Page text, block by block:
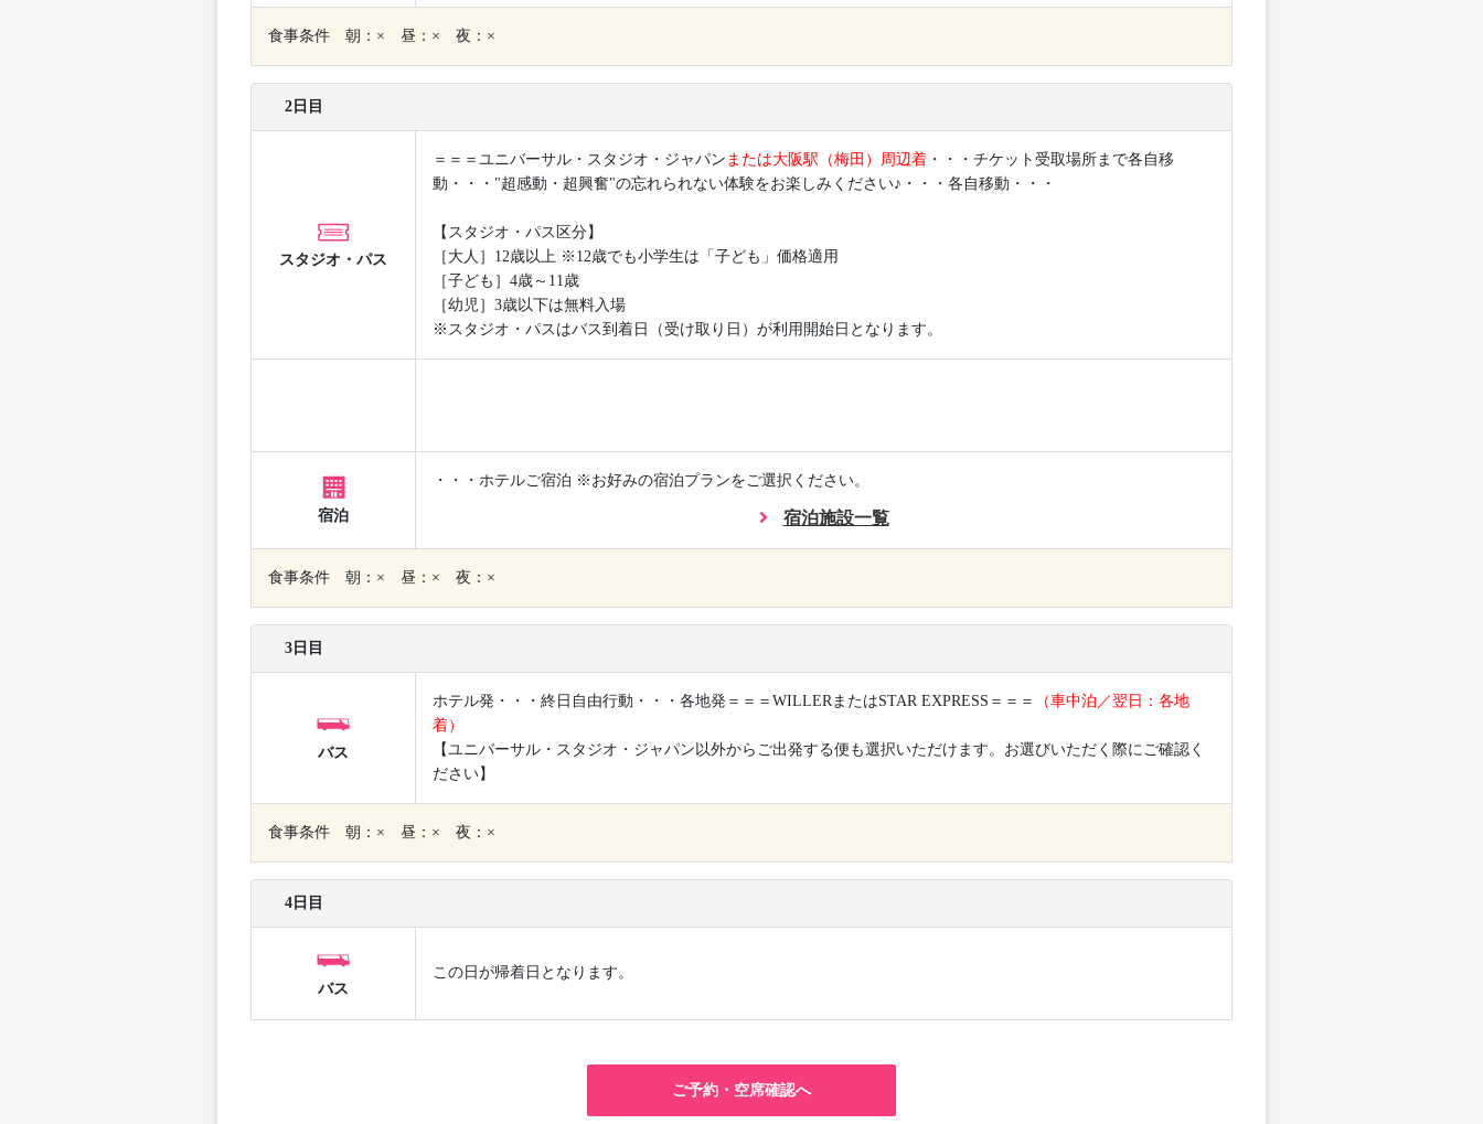
食事条件 朝：× 昼：× 夜：×
2日目
スタジオ・パス
＝＝＝ユニバーサル・スタジオ・ジャパン または大阪駅（梅田）周辺着 ・・・チケット受取場所まで各自移
動・・・"超感動・超興奮"の忘れられない体験をお楽しみください♪・・・各自移動・・・
【スタジオ・パス区分】
［大人］12歳以上 ※12歳でも小学生は「子ども」価格適用
［子ども］4歳～11歳
［幼児］3歳以下は無料入場
※スタジオ・パスはバス到着日（受け取り日）が利用開始日となります。
宿泊
・・・ホテルご宿泊 ※お好みの宿泊プランをご選択ください。
宿泊施設一覧
食事条件 朝：× 昼：× 夜：×
3日目
バス
ホテル発・・・終日自由行動・・・各地発＝＝＝WILLERまたはSTAR EXPRESS＝＝＝
（車中泊／翌日：各地
着）
【ユニバーサル・スタジオ・ジャパン以外からご出発する便も選択いただけます。お選びいただく際にご確認く
ださい】
食事条件 朝：× 昼：× 夜：×
4日目
バス
この日が帰着日となります。
ご予約・空席確認へ